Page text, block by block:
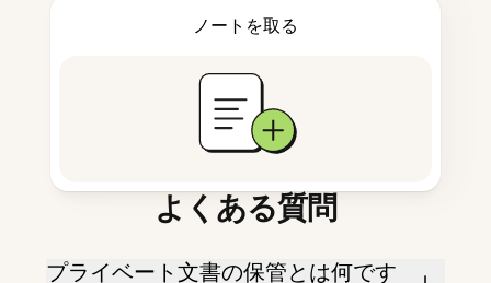
ノートを取る
よくある質問
プライベート文書の保管とは何です